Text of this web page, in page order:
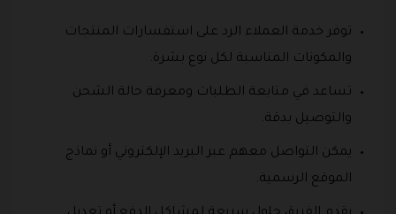
توفر خدمة العملاء الرد على استفسارات المنتجات
والمكونات المناسبة لكل نوع بشرة.
تساعد في متابعة الطلبات ومعرفة حالة الشحن
والتوصيل بدقة.
يمكن التواصل معهم عبر البريد الإلكتروني أو نماذج
الموقع الرسمية.